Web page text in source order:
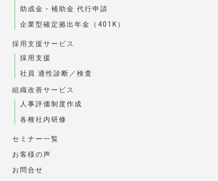
助成金・補助金 代行申請
企業型確定拠出年金（401K）
採用支援サービス
採用支援
社員 適性診断／検査
組織改善サービス
人事評価制度作成
各種社内研修
セミナー一覧
お客様の声
お問合せ